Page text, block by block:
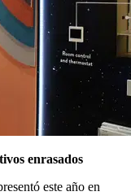
enrasados
este año en